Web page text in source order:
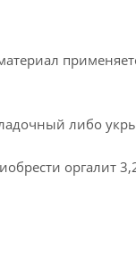
либо
оргалит